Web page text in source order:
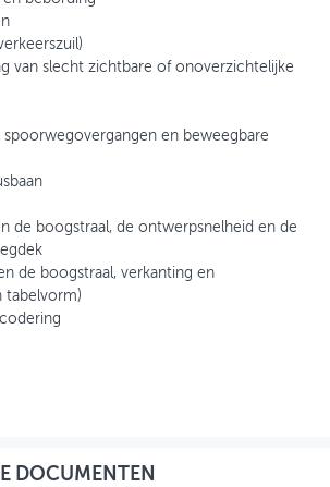
van slecht zichtbare of onoverzichtelijke
spoorwegovergangen en beweegbare
de boogstraal, de ontwerpsnelheid en de
de boogstraal, verkanting en
tabelvorm)
DOCUMENTEN